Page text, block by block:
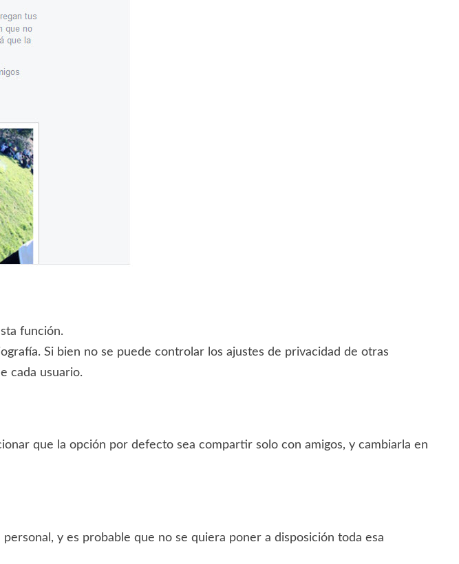
función.
Si bien no se puede controlar los ajustes de privacidad de otras
cada usuario.
que la opción por defecto sea compartir solo con amigos, y cambiarla en
y es probable que no se quiera poner a disposición toda esa